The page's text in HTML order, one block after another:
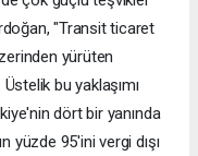
"Transit ticaret
yürüten
bu yaklaşımı
dört bir yanında
yüzde 95'ini vergi dışı